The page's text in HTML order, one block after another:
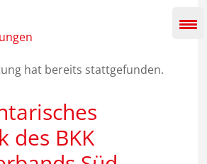
hat bereits stattgefunden.
des BKK